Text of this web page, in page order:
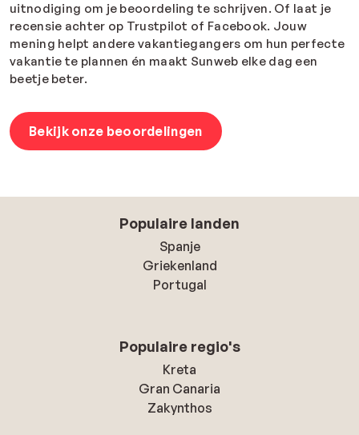
uitnodiging om je beoordeling te schrijven. Of laat je
recensie achter op Trustpilot of Facebook. Jouw
mening helpt andere vakantiegangers om hun perfecte
vakantie te plannen én maakt Sunweb elke dag een
beetje beter.
Bekijk onze beoordelingen
Populaire landen
Spanje
Griekenland
Portugal
Populaire regio's
Kreta
Gran Canaria
Zakynthos